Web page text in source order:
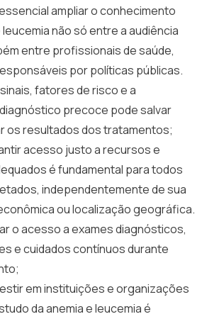
ampliar o conhecimento
não só entre a audiência
entre profissionais de saúde,
por políticas públicas.
fatores de risco e a
precoce pode salvar
os resultados dos tratamentos;
acesso justo a recursos e
é fundamental para todos
independentemente de sua
ou localização geográfica.
o acesso a exames diagnósticos,
e cuidados contínuos durante
em instituições e organizações
da anemia e leucemia é